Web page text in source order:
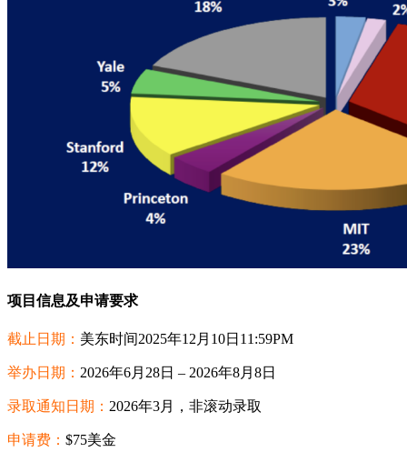
项目信息及申请要求
截止日期： 美东时间2025年12月10日11:59PM
举办日期： 2026年6月28日 – 2026年8月8日
录取通知日期： 2026年3月，非滚动录取
申请费： $75美金